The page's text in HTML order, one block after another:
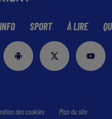
SPORT À LIRE
des cookies Plan du site